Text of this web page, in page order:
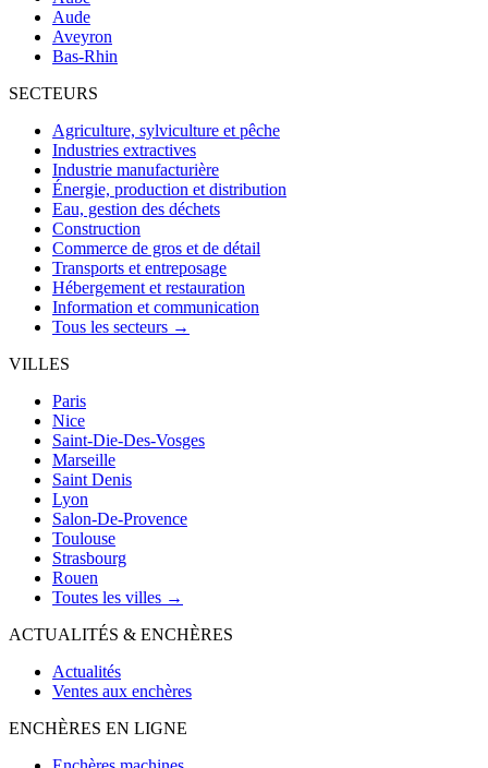
Aude
Aveyron
Bas-Rhin
SECTEURS
Agriculture, sylviculture et pêche
Industries extractives
Industrie manufacturière
Énergie, production et distribution
Eau, gestion des déchets
Construction
Commerce de gros et de détail
Transports et entreposage
Hébergement et restauration
Information et communication
Tous les secteurs →
VILLES
Paris
Nice
Saint-Die-Des-Vosges
Marseille
Saint Denis
Lyon
Salon-De-Provence
Toulouse
Strasbourg
Rouen
Toutes les villes →
ACTUALITÉS & ENCHÈRES
Actualités
Ventes aux enchères
ENCHÈRES EN LIGNE